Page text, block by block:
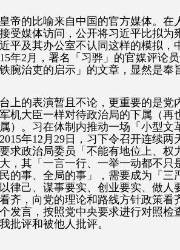
帝的比喻来自中国的官方媒体。在
受媒体访问，公开将习近平比拟为
平及其办公室不认同这样的模拟，
年2月，署名「习骅」的官媒评论
铁腕治吏的启示」的文章，显然是奉
上的表演暂且不论，更重要的是党
机大臣一样对待政治局的下属（再
）。习在体制内推动一场「小型文
年12月29日，习下令召开连续
求政治局委员「不能有地位上、权
，其「一言一行、一举一动都不只
的事、全局的事」，需要成为「三
律己、谋事要实、创业要实、做人
齐，向党的理论和路线方针政策看
发言，按照党中央要求进行对照
批评和被他人批评。